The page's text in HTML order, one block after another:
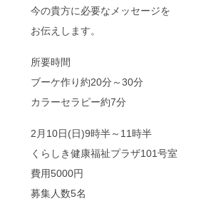
今の貴方に必要なメッセージを
お伝えします。
所要時間
ブーケ作り約20分～30分
カラーセラピー約7分
2月10日(日)9時半～11時半
くらしき健康福祉プラザ101号室
費用5000円
募集人数5名